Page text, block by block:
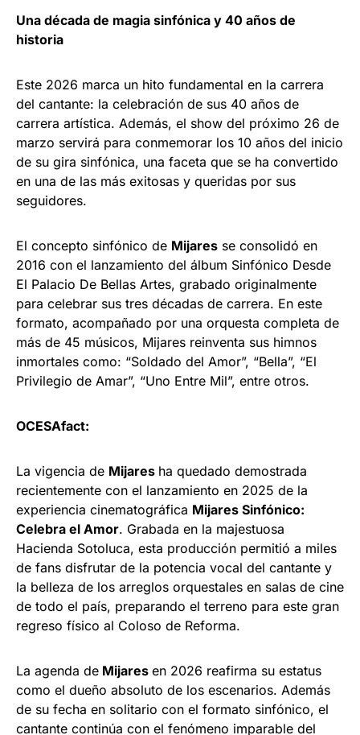
Una década de magia sinfónica y 40 años de
historia
Este 2026 marca un hito fundamental en la carrera
del cantante: la celebración de sus 40 años de
carrera artística. Además, el show del próximo 26 de
marzo servirá para conmemorar los 10 años del inicio
de su gira sinfónica, una faceta que se ha convertido
en una de las más exitosas y queridas por sus
seguidores.
El concepto sinfónico de Mijares se consolidó en
2016 con el lanzamiento del álbum Sinfónico Desde
El Palacio De Bellas Artes, grabado originalmente
para celebrar sus tres décadas de carrera. En este
formato, acompañado por una orquesta completa de
más de 45 músicos, Mijares reinventa sus himnos
inmortales como: “Soldado del Amor”, “Bella”, “El
Privilegio de Amar”, “Uno Entre Mil”, entre otros.
OCESAfact:
La vigencia de Mijares ha quedado demostrada
recientemente con el lanzamiento en 2025 de la
experiencia cinematográfica Mijares Sinfónico:
Celebra el Amor. Grabada en la majestuosa
Hacienda Sotoluca, esta producción permitió a miles
de fans disfrutar de la potencia vocal del cantante y
la belleza de los arreglos orquestales en salas de cine
de todo el país, preparando el terreno para este gran
regreso físico al Coloso de Reforma.
La agenda de Mijares en 2026 reafirma su estatus
como el dueño absoluto de los escenarios. Además
de su fecha en solitario con el formato sinfónico, el
cantante continúa con el fenómeno imparable del